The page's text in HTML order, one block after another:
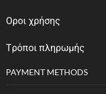
Οροι χρήσης
Tρόποι πληρωμής
PAYMENT METHODS